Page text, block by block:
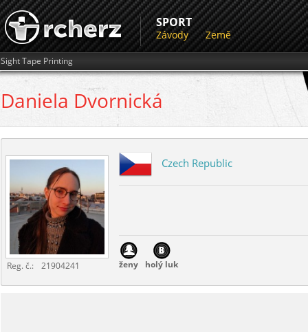
SPORT
Závody Země
Sight Tape Printing
Daniela Dvornická
Reg. č.: 21904241
Czech Republic
ženy holý luk